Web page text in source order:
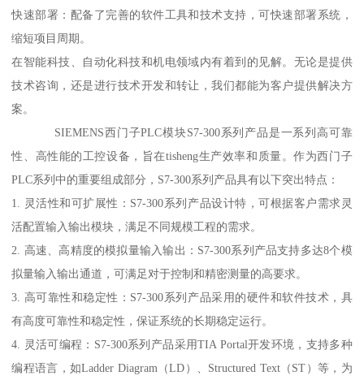
快速部署：配备了完善的软件工具和技术支持，可快速部署系统，
缩短项目周期。
在智能科技、自动化科技和机电领域内有着到的见解。无论是提供
技术咨询，还是进行技术开发和转让，我们都能为客户提供解决方
案。
SIEMENS西门子PLC模块S7-300系列产品是一系列高可靠
性、高性能的工控设备，旨在tisheng生产效率和质量。作为西门子
PLC系列中的重要组成部分，S7-300系列产品具有以下突出特点：
1. 灵活性和可扩展性：S7-300系列产品设计特，可根据客户需求灵
活配置输入输出模块，满足不同规模工程的需求。
2. 高速、高精度的模拟量输入输出：S7-300系列产品支持多达8个模
拟量输入输出通道，可满足对于控制和精密测量的高要求。
3. 高可靠性和稳定性：S7-300系列产品采用的硬件和软件技术，具
有高度可靠性和稳定性，保证系统的长期稳定运行。
4. 灵活可编程：S7-300系列产品采用TIA Portal开发环境，支持多种
编程语言，如Ladder Diagram（LD）、Structured Text（ST）等，为